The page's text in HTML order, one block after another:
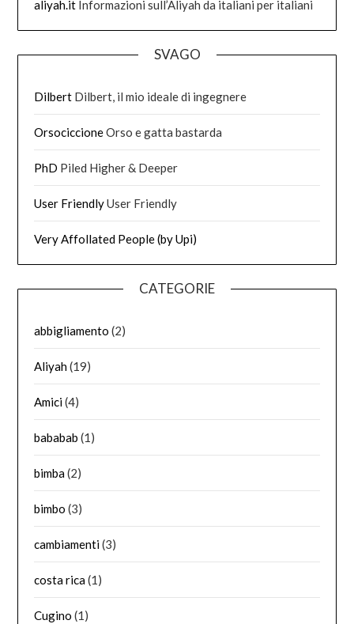
aliyah.it Informazioni sull’Aliyah da italiani per italiani
SVAGO
Dilbert Dilbert, il mio ideale di ingegnere
OrsociccioneOrso e gatta bastarda
PhD Piled Higher & Deeper
User FriendlyUser Friendly
Very Affollated People (by Upi)
CATEGORIE
abbigliamento (2)
Aliyah(19)
Amici(4)
bababab (1)
bimba(2)
bimbo (3)
cambiamenti(3)
costa rica(1)
Cugino (1)